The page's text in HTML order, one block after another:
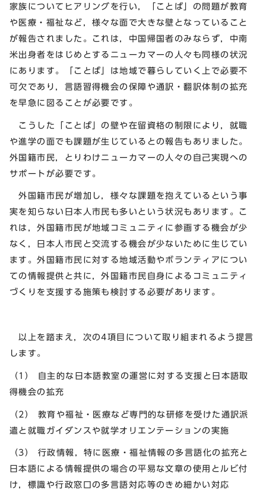
家族についてヒアリングを行い，「ことば」の問題が教育
や医療・福祉など，様々な面で大きな壁となっていること
が報告されました。これは，中国帰国者のみならず，中南
米出身者をはじめとするニューカマーの人々も同様の状況
にあります。「ことば」は地域で暮らしていく上で必要不
可欠であり，言語習得機会の保障や通訳・翻訳体制の拡充
を早急に図ることが必要です。
こうした「ことば」の壁や在留資格の制限により，就職
や進学の面でも課題が生じているとの報告もありました。
外国籍市民，とりわけニューカマーの人々の自己実現への
サポートが必要です。
外国籍市民が増加し，様々な課題を抱えているという事
実を知らない日本人市民も多いという状況もあります。こ
れは，外国籍市民が地域コミュニティに参画する機会が少
なく，日本人市民と交流する機会が少ないために生じてい
ます。外国籍市民に対する地域活動やボランティアについ
ての情報提供と共に，外国籍市民自身によるコミュニティ
づくりを支援する施策も検討する必要があります。
以上を踏まえ，次の4項目について取り組まれるよう提言
します。
（1） 自主的な日本語教室の運営に対する支援と日本語取
得機会の拡充
（2） 教育や福祉・医療など専門的な研修を受けた通訳派
遣と就職ガイダンスや就学オリエンテーションの実施
（3） 行政情報，特に医療・福祉情報の多言語化の拡充と
日本語による情報提供の場合の平易な文章の使用とルビ付
け，標識や行政窓口の多言語対応等のきめ細かい対応